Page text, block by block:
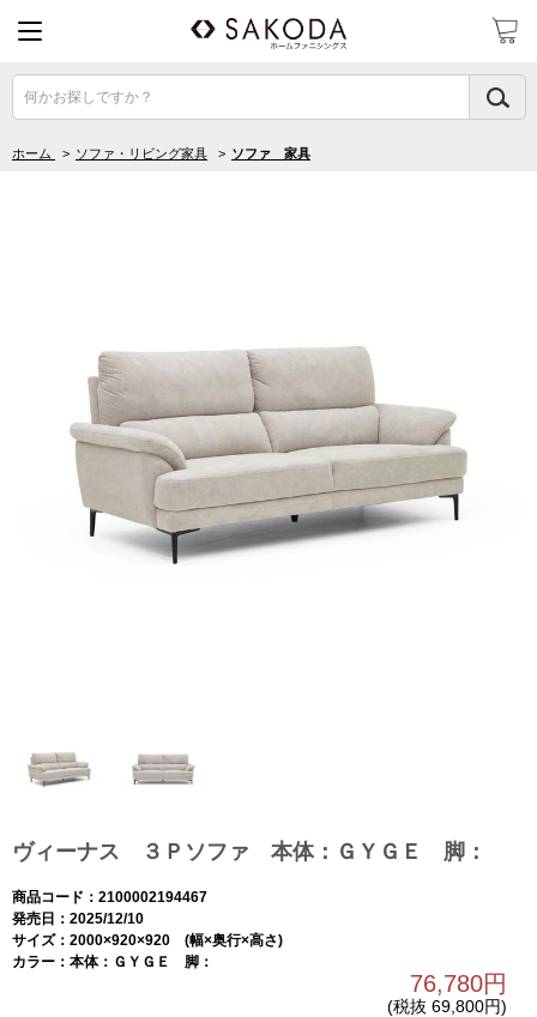
何かお探しですか？
ホーム > ソファ・リビング家具 > ソファ 家具
ヴィーナス ３Ｐソファ 本体：ＧＹＧＥ 脚：
商品コード：2100002194467
発売日：2025/12/10
サイズ：2000×920×920 (幅×奥行×高さ)
カラー：本体：ＧＹＧＥ 脚：
76,780円
(税抜 69,800円)